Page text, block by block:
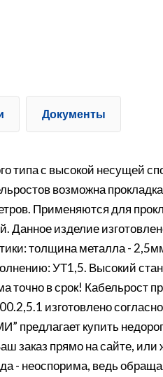
Документы
типа с высокой несущей
возможна
Применяются для
Данное изделие
толщина металла -
УТ1,5. Высокий
точно в срок! Кабельрост
изготовлено
предлагает купить
заказ прямо на сайте,
- неоспорима, ведь